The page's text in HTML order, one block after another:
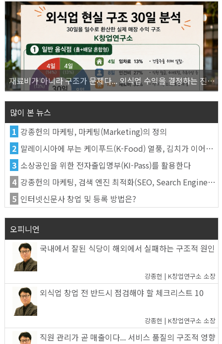
재료비가 아니라 구조가 문제다... 외식업 수익을 결정하는 진짜 숫자의 비밀
많이 본 뉴스
1 강종헌의 마케팅, 마케팅(Marketing)의 정의
2 말레이시아에 부는 케이푸드(K-Food) 열풍, 김치가 이어간다
3 소상공인을 위한 전자출입명부(KI-Pass)를 활용한다
4 강종헌의 마케팅, 검색 엔진 최적화(SEO, Search Engine Optimization)란
5 인터넷신문사 창업 및 등록 방법은?
오피니언
국내에서 잘된 식당이 해외에서 실패하는 구조적 원인
강종헌 | K창업연구소 소장
외식업 창업 전 반드시 점검해야 할 체크리스트 10
강종헌 | K창업연구소 소장
직원 관리가 곧 매출이다... 서비스 품질의 구조적 영향